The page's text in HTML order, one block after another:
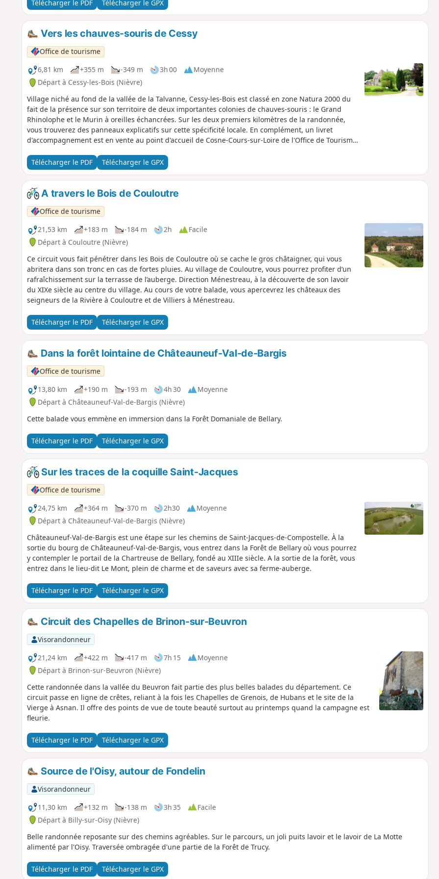
Télécharger le PDF Télécharger le GPX
Vers les chauves-souris de Cessy
Office de tourisme
6,81 km
+355 m -349 m 3h 00
Moyenne
Départ à Cessy-les-Bois (Nièvre)
Village niché au fond de la vallée de la Talvanne, Cessy-les-Bois est classé en zone Natura 2000 du
fait de la présence sur son territoire de deux importantes colonies de chauves-souris : le Grand
Rhinolophe et le Murin à oreilles échancrées. Sur les deux premiers kilomètres de la randonnée,
vous trouverez des panneaux explicatifs sur cette spécificité locale. En complément, un livret
d'accompagnement est en vente au point d'accueil de Cosne-Cours-sur-Loire de l'Office de Tourisme
Télécharger le PDF
Télécharger le GPX
A travers le Bois de Couloutre
Office de tourisme
21,53 km
+183 m -184 m 2h
Facile
Départ à Couloutre (Nièvre)
Ce circuit vous fait pénétrer dans les Bois de Couloutre où se cache le gros châtaigner, qui vous
abritera dans son tronc en cas de fortes pluies. Au village de Couloutre, vous pourrez profiter d’un
rafraîchissement sur la terrasse de l’auberge. Direction Ménestreau, à la découverte de son lavoir
du XIXe siècle au centre du village. Au cours de votre balade, vous apercevrez les châteaux des
seigneurs de la Rivière à Couloutre et de Villiers à Ménestreau.
Télécharger le PDF Télécharger le GPX
Dans la forêt lointaine de Châteauneuf-Val-de-Bargis
Office de tourisme
13,80 km
+190 m -193 m 4h 30
Moyenne
Départ à Châteauneuf-Val-de-Bargis (Nièvre)
Cette balade vous emmène en immersion dans la Forêt Domaniale de Bellary.
Télécharger le PDF Télécharger le GPX
Sur les traces de la coquille Saint-Jacques
Office de tourisme
24,75 km
+364 m -370 m 2h30
Moyenne
Départ à Châteauneuf-Val-de-Bargis (Nièvre)
Châteauneuf-Val-de-Bargis est une étape sur les chemins de Saint-Jacques-de-Compostelle. À la
sortie du bourg de Châteauneuf-Val-de-Bargis, vous entrez dans la Forêt de Bellary où vous pourrez
y contempler le portail de la Chartreuse de Bellary, fondé au XIIIe siècle. A la sortie de la forêt, vous
entrez dans le lieu-dit Le Mont, plein de charme et de saveurs avec sa ferme-auberge.
Télécharger le PDF Télécharger le GPX
Circuit des Chapelles de Brinon-sur-Beuvron
Visorandonneur
21,24 km
+422 m -417 m 7h 15
Moyenne
Départ à Brinon-sur-Beuvron (Nièvre)
Cette randonnée dans la vallée du Beuvron fait partie des plus belles balades du département. Ce
circuit passe en ligne de crêtes, reliant à la fois les Chapelles de Grenois, de Hubans et le site de la
Vierge à Asnan. Il offre des points de vue de toute beauté surtout au printemps quand la campagne est
fleurie.
Télécharger le PDF Télécharger le GPX
Source de l'Oisy, autour de Fondelin
Visorandonneur
11,30 km
+132 m -138 m 3h 35
Facile
Départ à Billy-sur-Oisy (Nièvre)
Belle randonnée reposante sur des chemins agréables. Sur le parcours, un joli puits lavoir et le lavoir de La Motte
alimenté par l'Oisy. Traversée ombragée d'une partie de la Forêt de Trucy.
Télécharger le PDF Télécharger le GPX